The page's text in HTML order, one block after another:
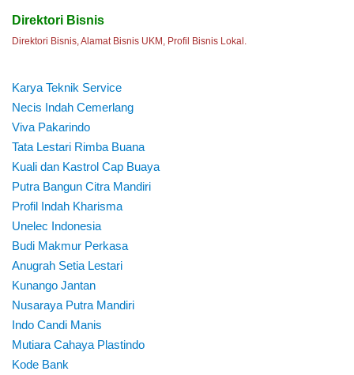
Direktori Bisnis
Direktori Bisnis, Alamat Bisnis UKM, Profil Bisnis Lokal.
Karya Teknik Service
Necis Indah Cemerlang
Viva Pakarindo
Tata Lestari Rimba Buana
Kuali dan Kastrol Cap Buaya
Putra Bangun Citra Mandiri
Profil Indah Kharisma
Unelec Indonesia
Budi Makmur Perkasa
Anugrah Setia Lestari
Kunango Jantan
Nusaraya Putra Mandiri
Indo Candi Manis
Mutiara Cahaya Plastindo
Kode Bank